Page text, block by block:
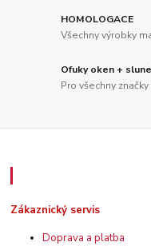
HOMOLOGACE
Všechny výrobky
Ofuky oken +
Pro všechny
Zákaznický servis
Doprava a platba